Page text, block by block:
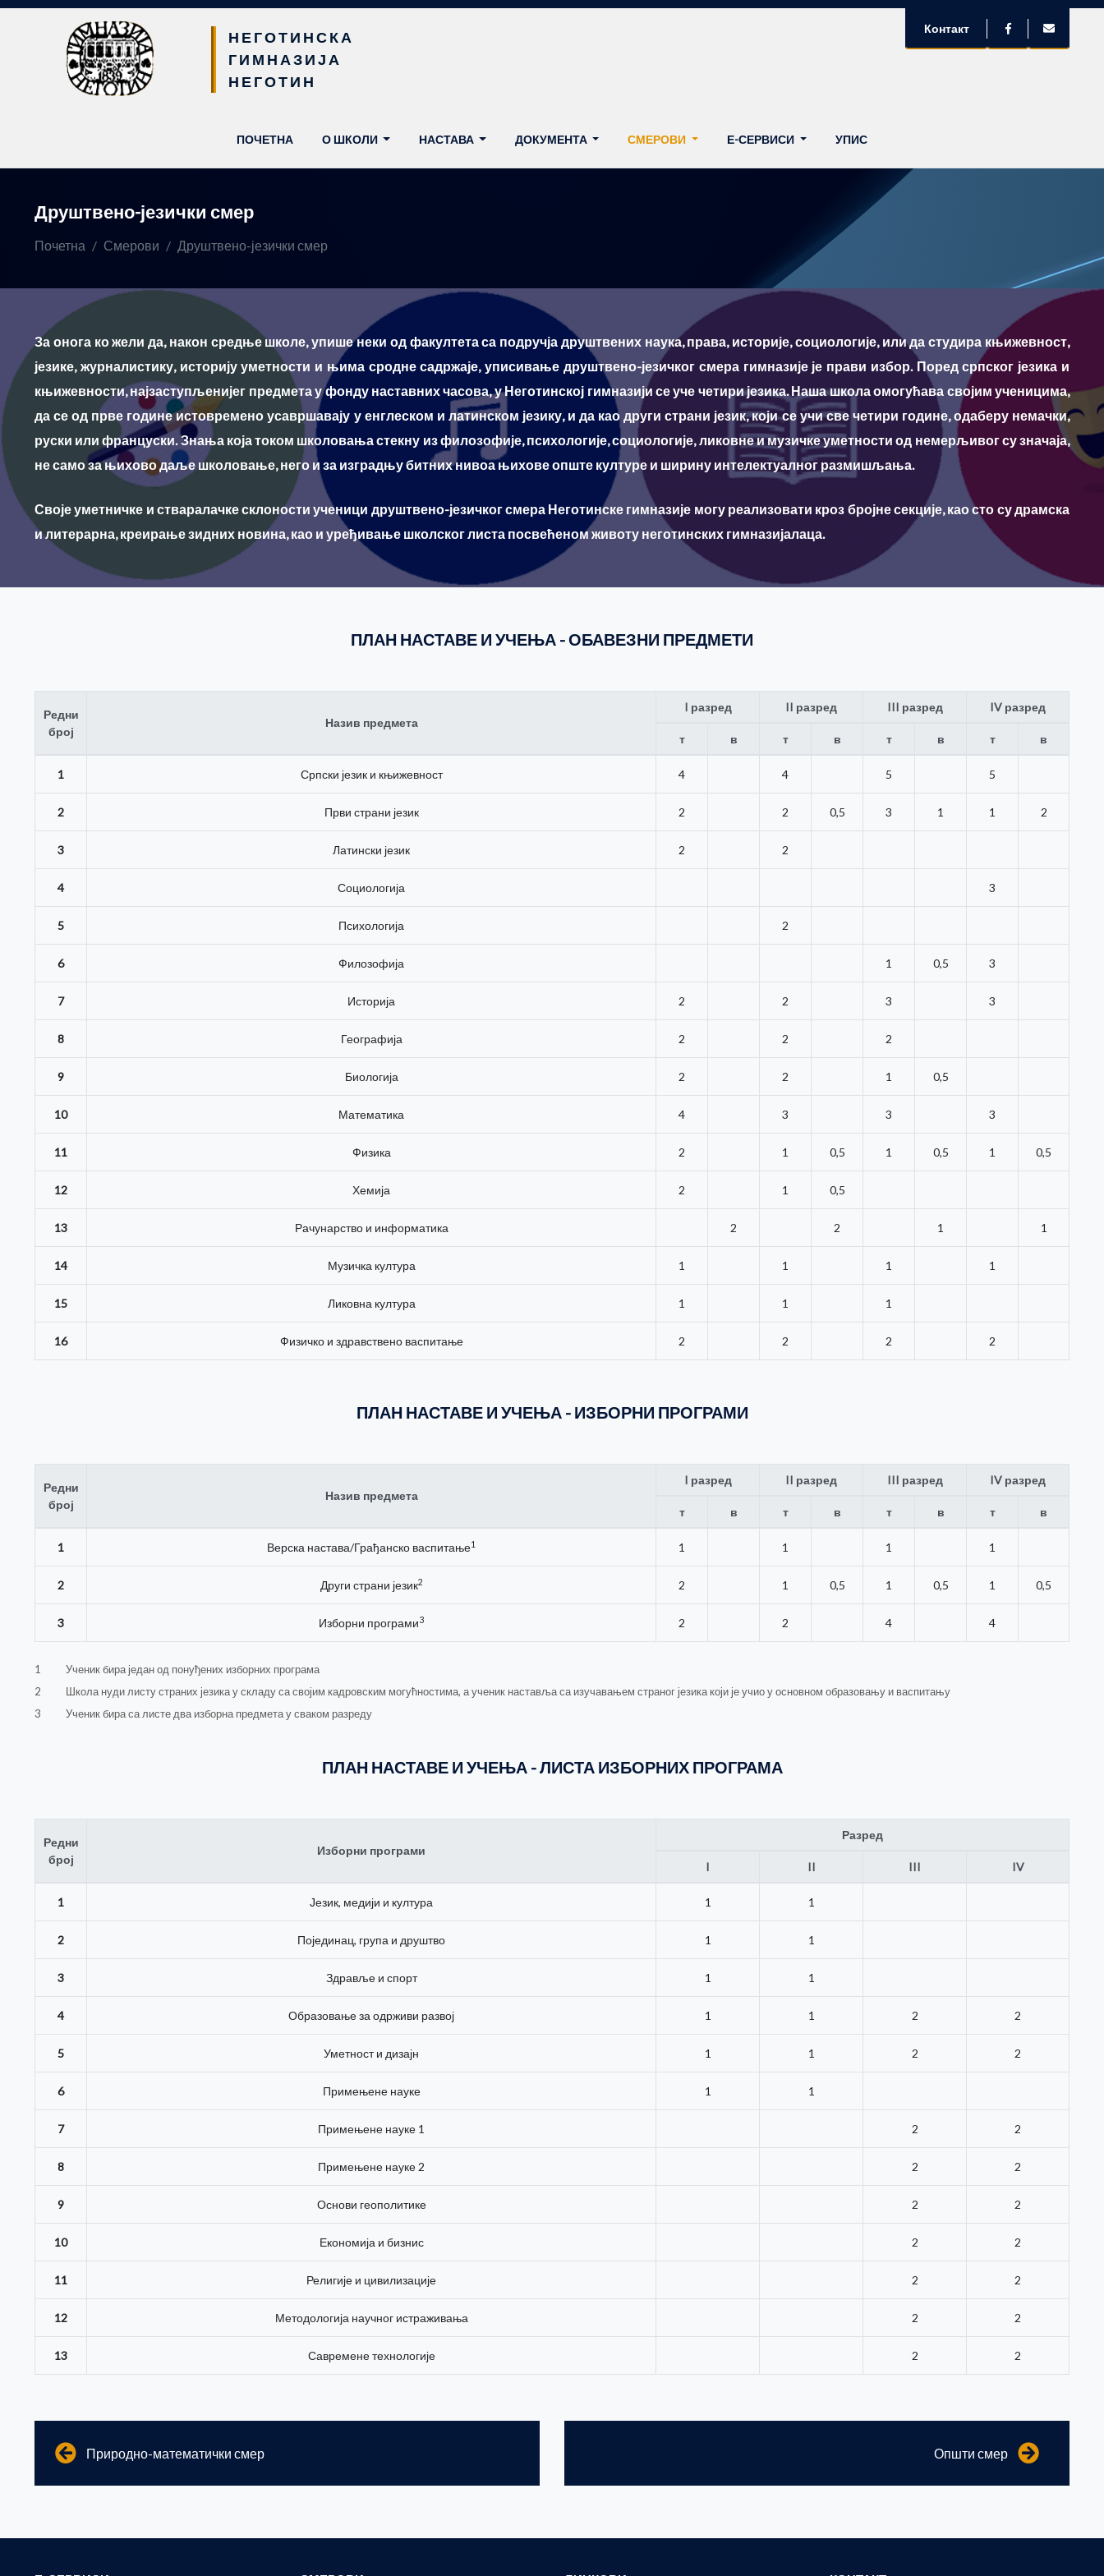
НЕГОТИНСКА
ГИМНАЗИЈА
НЕГОТИН
Контакт
ПОЧЕТНА(CURRENT)
О ШКОЛИ НАСТАВА ДОКУМЕНТА СМЕРОВИ Е-СЕРВИСИ УПИС
Друштвено-језички смер
Почетна Смерови Друштвено-језички смер
За онога ко жели да, након средње школе, упише неки од факултета са подручја друштвених наука, права, историје, социологије, или да студира књижевност,
језике, журналистику, историју уметности и њима сродне садржаје, уписивање друштвено-језичког смера гимназије је прави избор. Поред српског језика и
књижевности, најзаступљенијег предмета у фонду наставних часова, у Неготинској гимназији се уче четири језика. Наша школа омогућава својим ученицима,
да се од прве године истовремено усавршавају у енглеском и латинском језику, и да као други страни језик, који се учи све четири године, одаберу немачки,
руски или француски. Знања која током школовања стекну из филозофије, психологије, социологије, ликовне и музичке уметности од немерљивог су значаја,
не само за њихово даље школовање, него и за изградњу битних нивоа њихове опште културе и ширину интелектуалног размишљања.
Своје уметничке и стваралачке склоности ученици друштвено-језичког смера Неготинске гимназије могу реализовати кроз бројне секције, као сто су драмска
и литерарна, креирање зидних новина, као и уређивање школског листа посвећеном животу неготинских гимназијалаца.
ПЛАН НАСТАВЕ И УЧЕЊА - ОБАВЕЗНИ ПРЕДМЕТИ
Редни
број
Назив предмета
I разред II разред III разред IV разред
т в т в т в т в
1 Српски језик и књижевност 4 4 5 5
2 Први страни језик 2 2 0,5 3 1 1 2
3 Латински језик 2 2
4 Социологија 3
5 Психологија 2
6 Филозофија 1 0,5 3
7 Историја 2 2 3 3
8 Географија 2 2 2
9 Биологија 2 2 1 0,5
10 Математика 4 3 3 3
11 Физика 2 1 0,5 1 0,5 1 0,5
12 Хемија 2 1 0,5
13 Рачунарство и информатика 2 2 1 1
14 Музичка култура 1 1 1 1
15 Ликовна култура 1 1 1
16 Физичко и здравствено васпитање 2 2 2 2
ПЛАН НАСТАВЕ И УЧЕЊА - ИЗБОРНИ ПРОГРАМИ
Редни
број
Назив предмета
I разред II разред III разред IV разред
т в т в т в т в
1 Верска настава/Грађанско васпитање1 1 1 1 1
2 Други страни језик2 2 1 0,5 1 0,5 1 0,5
3 Изборни програми3 2 2 4 4
1
Ученик бира један од понуђених изборних програма
2
Школа нуди листу страних језика у складу са својим кадровским могућностима, а ученик наставља са изучавањем страног језика који је учио у основном образовању и васпитању
3
Ученик бира са листе два изборна предмета у сваком разреду
ПЛАН НАСТАВЕ И УЧЕЊА - ЛИСТА ИЗБОРНИХ ПРОГРАМА
Редни
број
Изборни програми
Разред
I II III IV
1 Језик, медији и култура 1 1
2 Појединац, група и друштво 1 1
3 Здравље и спорт 1 1
4 Образовање за одрживи развој 1 1 2 2
5 Уметност и дизајн 1 1 2 2
6 Примењене науке 1 1
7 Примењене науке 1 2 2
8 Примењене науке 2 2 2
9 Основи геополитике 2 2
10 Економија и бизнис 2 2
11 Религије и цивилизације 2 2
12 Методологија научног истраживања 2 2
13 Савремене технологије 2 2
Природно-математички смер Општи смер